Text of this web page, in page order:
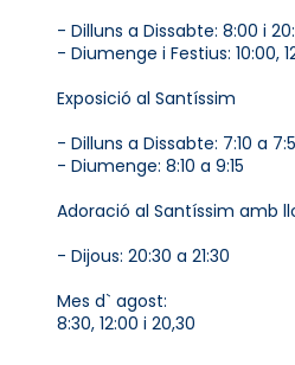
- Dilluns a Dissabte: 8:00 i
- Diumenge i Festius: 10:00,
Exposició al Santíssim
- Dilluns a Dissabte: 7:10 a
- Diumenge: 8:10 a 9:15
Adoració al Santíssim amb
- Dijous: 20:30 a 21:30
Mes d` agost:
8:30, 12:00 i 20,30